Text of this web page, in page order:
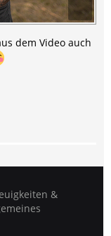
dem Video auch
&